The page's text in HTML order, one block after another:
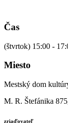
Čas
(štvrtok) 15:00 -
Miesto
Mestský dom
M. R. Štefánika
zriaďovateľ